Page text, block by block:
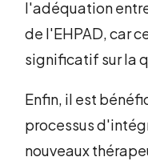
l'adéquation
de l'EHPAD, car
significatif sur la
Enfin, il est
processus
nouveaux